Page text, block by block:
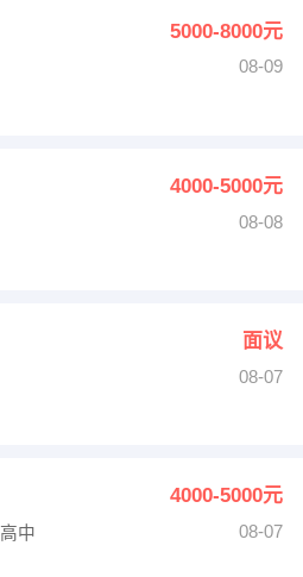
5000-8000元
08-09
4000-5000元
08-08
面议
08-07
4000-5000元
高中
08-07